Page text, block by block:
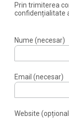
Prin trimiterea
confidențialitate
Nume (necesar)
Email (necesar)
Website